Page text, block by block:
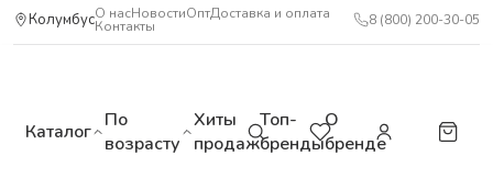
КолумбусО насНовостиОптДоставка и оплата
Контакты 8 (800) 200-30-05
Каталог По
возрасту
Хиты
продаж
Топ-
бренды
О
бренде